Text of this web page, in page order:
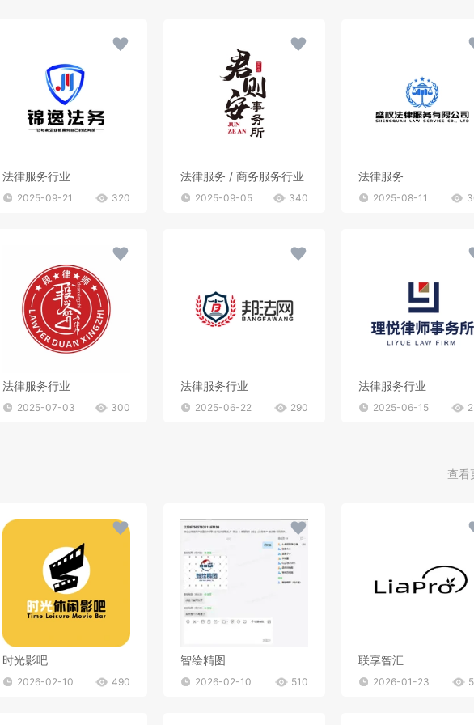
法律服务行业
2025-09-21 320
法律服务 / 商务服务行业
2025-09-05 340
法律服务
2025-08-11
法律服务行业
2025-07-03 300
法律服务行业
2025-06-22 290
法律服务行业
2025-06-15
查看
时光影吧
2026-02-10 490
智绘精图
2026-02-10 510
联享智汇
2026-01-23